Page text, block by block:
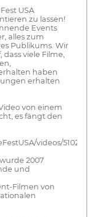
USA
zu lassen!
Events
alles zum
Publikums. Wir
viele Filme,
haben
erhalten
von einem
es fängt den
videos/
2007
und
Filmen von